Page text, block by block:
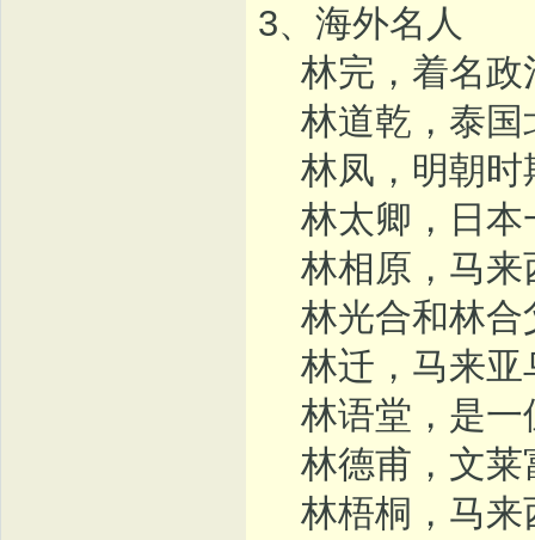
3、海外名人
林完，着名政
林道乾，泰国
林凤，明朝时
林太卿，日本
林相原，马来
林光合和林合
林迁，马来亚
林语堂，是一
林德甫，文莱
林梧桐，马来